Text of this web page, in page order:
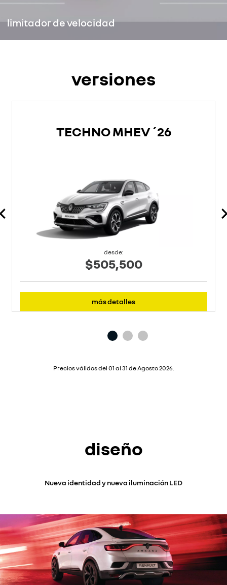
limitador de velocidad
versiones
TECHNO MHEV´26
desde:
$505,500
más detalles
Precios válidos del 01 al 31 de Agosto 2026.
diseño
Nueva identidad y nueva iluminación LED